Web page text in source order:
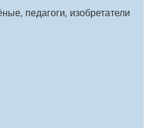
педагоги, изобретатели